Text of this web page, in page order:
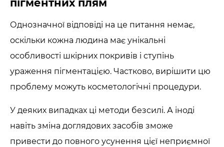
пігментних плям
Однозначної відповіді на це питання немає,
оскільки кожна людина має унікальні
особливості шкірних покривів і ступінь
ураження пігментацією. Частково, вирішити цю
проблему можуть косметологічні процедури.
У деяких випадках ці методи безсилі. А іноді
навіть зміна доглядових засобів зможе
привести до повного усунення цієї неприємної